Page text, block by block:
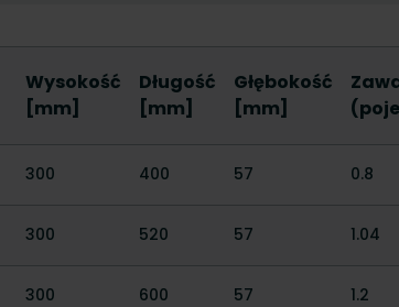
Wysokość
[mm]
Długość
[mm]
Głębokość
[mm]
300 400 57 0.8
300 520 57 1.04
300 600 57 1.2